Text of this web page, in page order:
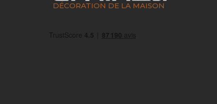
DÉCORATION DE LA MAISON